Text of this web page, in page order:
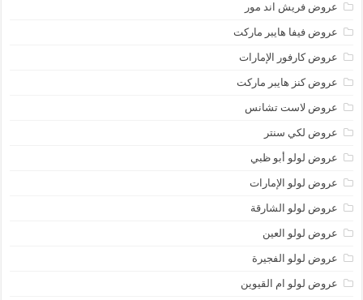
عروض فريش اند مور
عروض فيفا هايبر ماركت
عروض كارفور الإمارات
عروض كنز هايبر ماركت
عروض لاست تشانس
عروض لكي سنتر
عروض لولو أبو ظبي
عروض لولو الإمارات
عروض لولو الشارقة
عروض لولو العين
عروض لولو الفجيرة
عروض لولو ام القيوين